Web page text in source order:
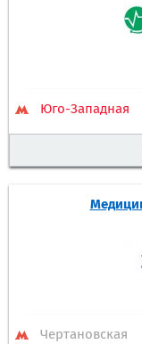
Юго-Западная
Чертановская